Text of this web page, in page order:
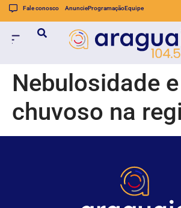
Fale conosco AnuncieProgramaçãoEquipe
Nebulosidade
chuvoso na